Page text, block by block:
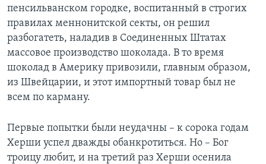
пенсильванском городке, воспитанный в строгих
правилах меннонитской секты, он решил
разбогатеть, наладив в Соединенных Штатах
массовое производство шоколада. В то время
шоколад в Америку привозили, главным образом,
из Швейцарии, и этот импортный товар был не
всем по карману.
Первые попытки были неудачны – к сорока годам
Херши успел дважды обанкротиться. Но – Бог
троицу любит, и на третий раз Херши осенила